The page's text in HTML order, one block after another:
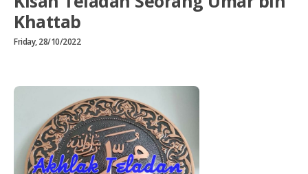
Khattab
Friday, 28/10/2022